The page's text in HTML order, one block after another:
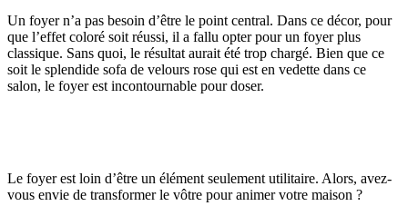
Un foyer n’a pas besoin d’être le point central. Dans ce décor, pour
que l’effet coloré soit réussi, il a fallu opter pour un foyer plus
classique. Sans quoi, le résultat aurait été trop chargé. Bien que ce
soit le splendide sofa de velours rose qui est en vedette dans ce
salon, le foyer est incontournable pour doser.
Le foyer est loin d’être un élément seulement utilitaire. Alors, avez-
vous envie de transformer le vôtre pour animer votre maison ?